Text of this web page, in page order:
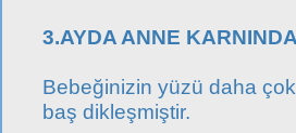
3.AYDA ANNE
Bebeğinizin yüzü daha
baş dikleşmiştir.